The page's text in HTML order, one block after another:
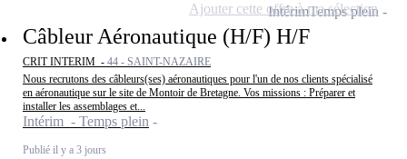
Câbleur Aéronautique (H/F) H/F
CRIT INTERIM - 44 - SAINT-NAZAIRE
Nous recrutons des câbleurs(ses) aéronautiques pour l'un de nos clients spécialisé
en aéronautique sur le site de Montoir de Bretagne. Vos missions : Préparer et
installer les assemblages et...
Intérim - Temps plein
Publié il y a 3 jours
IntérimTemps plein
Ajouter cette offre à ma sélection